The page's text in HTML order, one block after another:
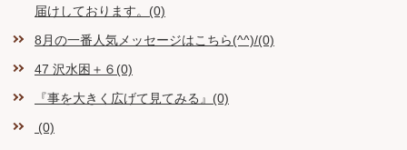
届けしております。(0)
8月の一番人気メッセージはこちら(^^)/(0)
47 沢水困＋６(0)
『事を大きく広げて見てみる』(0)
(0)